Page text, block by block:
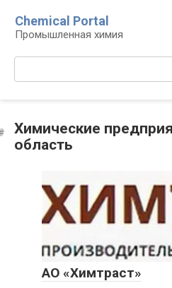
контенту
Chemical Portal
Промышленная химия
Химические
область
АО «Химтраст»